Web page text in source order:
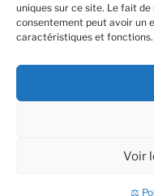
uniques sur ce site. Le fait
consentement peut avoir un
caractéristiques et fonctions.
Voir
⚖
Non affilié à la SACEM